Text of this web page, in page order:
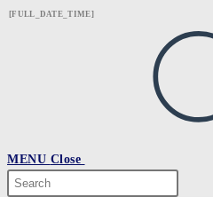
Skip
[FULL_DATE_TIME]
MENU Close
Search